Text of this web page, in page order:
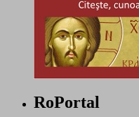
RoPortal